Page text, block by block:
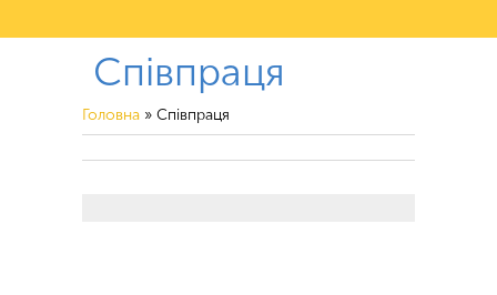
Співпраця
Головна » Співпраця